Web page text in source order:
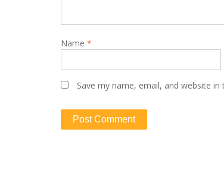
Name *
Save my name, email, and website